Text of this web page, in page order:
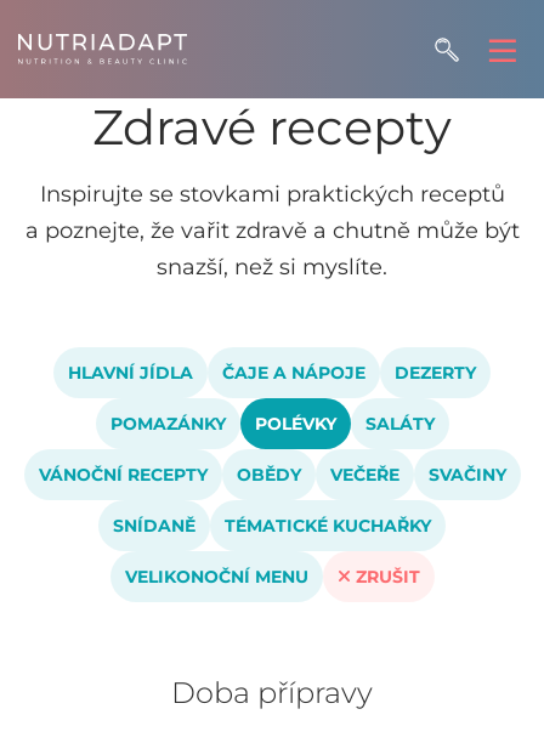
Zdravé recepty
Inspirujte se stovkami praktických receptů
a poznejte, že vařit zdravě a chutně může být
snazší, než si myslíte.
HLAVNÍ JÍDLA ČAJE A NÁPOJE DEZERTY
POMAZÁNKY POLÉVKY SALÁTY
VÁNOČNÍ RECEPTY OBĚDY VEČEŘE SVAČINY
SNÍDANĚ TÉMATICKÉ KUCHAŘKY
VELIKONOČNÍ MENU ZRUŠIT
Doba přípravy